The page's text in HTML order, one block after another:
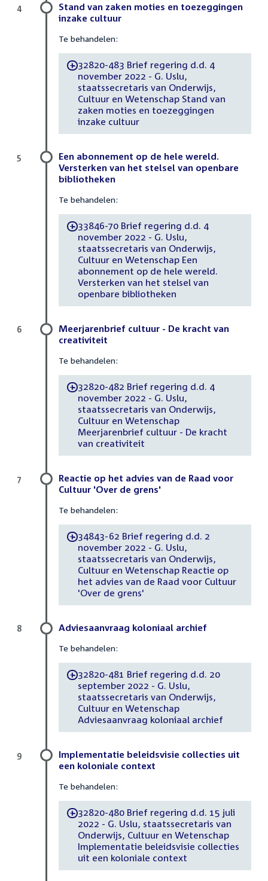
Stand van zaken moties en toezeggingen
inzake cultuur
Te behandelen:
-32820-483 Brief regering d.d. 4
november 2022 - G. Uslu,
staatssecretaris van Onderwijs,
Cultuur en Wetenschap Stand van
zaken moties en toezeggingen
inzake cultuur
4
Een abonnement op de hele wereld.
Versterken van het stelsel van openbare
bibliotheken
Te behandelen:
-33846-70 Brief regering d.d. 4
november 2022 - G. Uslu,
staatssecretaris van Onderwijs,
Cultuur en Wetenschap Een
abonnement op de hele wereld.
Versterken van het stelsel van
openbare bibliotheken
5
Meerjarenbrief cultuur - De kracht van
creativiteit
Te behandelen:
-32820-482 Brief regering d.d. 4
november 2022 - G. Uslu,
staatssecretaris van Onderwijs,
Cultuur en Wetenschap
Meerjarenbrief cultuur - De kracht
van creativiteit
6
Reactie op het advies van de Raad voor
Cultuur 'Over de grens'
Te behandelen:
-34843-62 Brief regering d.d. 2
november 2022 - G. Uslu,
staatssecretaris van Onderwijs,
Cultuur en Wetenschap Reactie op
het advies van de Raad voor Cultuur
'Over de grens'
7
Adviesaanvraag koloniaal archief
Te behandelen:
-32820-481 Brief regering d.d. 20
september 2022 - G. Uslu,
staatssecretaris van Onderwijs,
Cultuur en Wetenschap
Adviesaanvraag koloniaal archief
8
Implementatie beleidsvisie collecties uit
een koloniale context
Te behandelen:
-32820-480 Brief regering d.d. 15 juli
2022 - G. Uslu, staatssecretaris van
Onderwijs, Cultuur en Wetenschap
Implementatie beleidsvisie collecties
uit een koloniale context
9